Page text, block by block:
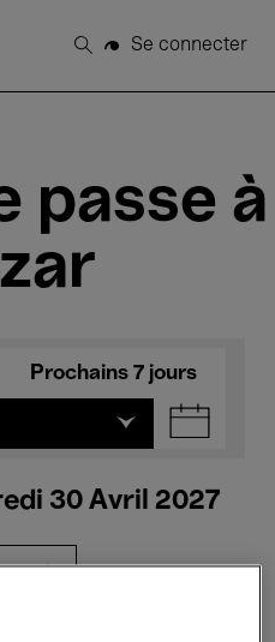
Rechercher
Se connecter
passe à
Prochains 7 jours
30 Avril 2027